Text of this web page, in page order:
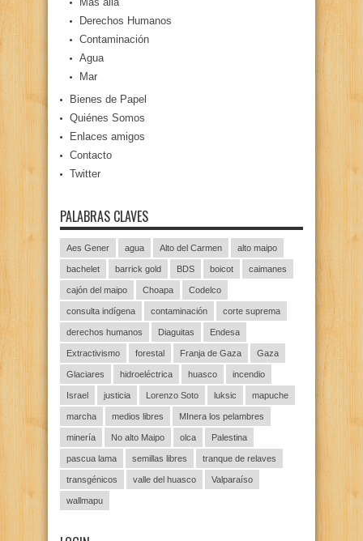
Derechos Humanos
Contaminación
Agua
Mar
Bienes de Papel
Quiénes Somos
Enlaces amigos
Contacto
Twitter
PALABRAS CLAVES
Aes Gener agua Alto del Carmen alto maipo
bachelet barrick gold BDS boicot caimanes
cajón del maipo Choapa Codelco
consulta indígena contaminación corte suprema
derechos humanos Diaguitas Endesa
Extractivismo forestal Franja de Gaza Gaza
Glaciares hidroeléctrica huasco incendio
Israel justicia Lorenzo Soto luksic mapuche
marcha medios libres MInera los pelambres
minería No alto Maipo olca Palestina
pascua lama semillas libres tranque de relaves
transgénicos valle del huasco Valparaíso
wallmapu